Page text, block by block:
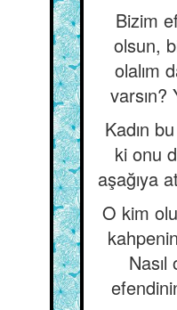
Bizim
olsun,
olalım
varsın?
Kadın
ki onu
aşağıya
O kim